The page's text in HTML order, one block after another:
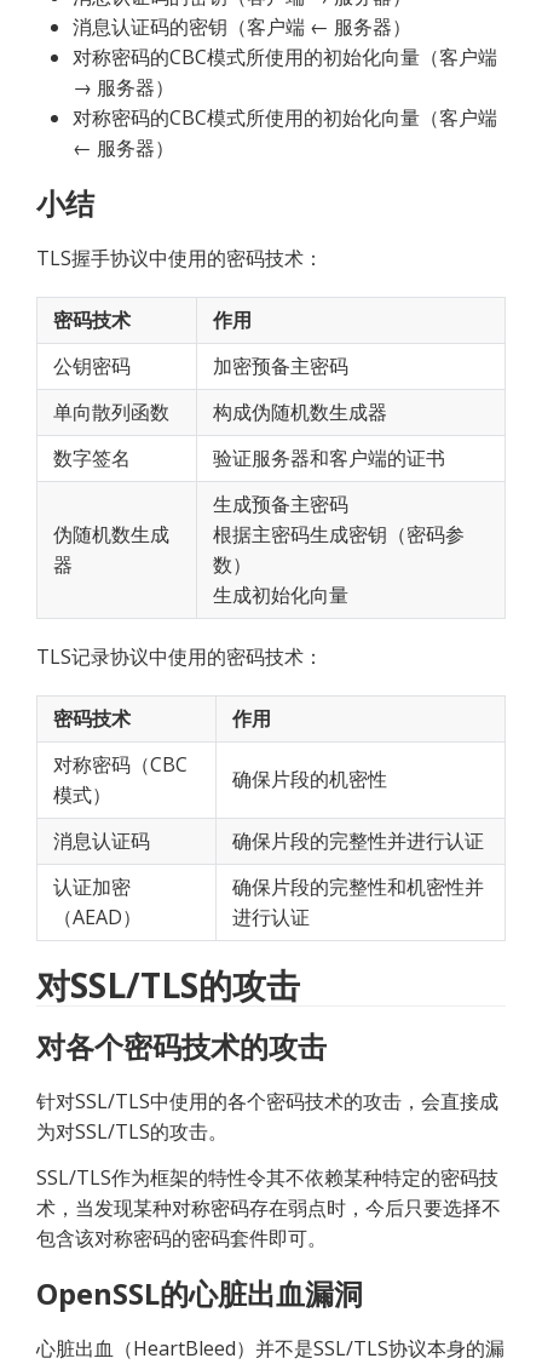
消息认证码的密钥（客户端 ← 服务器）
对称密码的CBC模式所使用的初始化向量（客户端
→ 服务器）
对称密码的CBC模式所使用的初始化向量（客户端
← 服务器）
小结
TLS握手协议中使用的密码技术：
密码技术
作用
公钥密码
加密预备主密码
单向散列函数
构成伪随机数生成器
数字签名
验证服务器和客户端的证书
伪随机数生成
器
生成预备主密码
根据主密码生成密钥（密码参
数）
生成初始化向量
TLS记录协议中使用的密码技术：
密码技术
作用
对称密码（CBC
模式）
确保片段的机密性
消息认证码
确保片段的完整性并进行认证
认证加密
（AEAD）
确保片段的完整性和机密性并
进行认证
对SSL/TLS的攻击
对各个密码技术的攻击
针对SSL/TLS中使用的各个密码技术的攻击，会直接成
为对SSL/TLS的攻击。
SSL/TLS作为框架的特性令其不依赖某种特定的密码技
术，当发现某种对称密码存在弱点时，今后只要选择不
包含该对称密码的密码套件即可。
OpenSSL的心脏出血漏洞
心脏出血（HeartBleed）并不是SSL/TLS协议本身的漏